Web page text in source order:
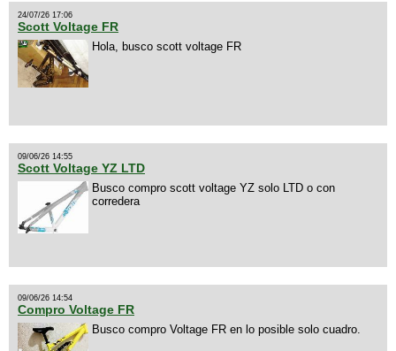
24/07/26 17:06
Scott Voltage FR
Hola, busco scott voltage FR
09/06/26 14:55
Scott Voltage YZ LTD
Busco compro scott voltage YZ solo LTD o con
corredera
09/06/26 14:54
Compro Voltage FR
Busco compro Voltage FR en lo posible solo cuadro.